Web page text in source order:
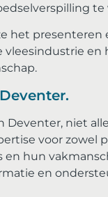
het presenteren
en
Deventer, niet
voor zowel
en hun
en